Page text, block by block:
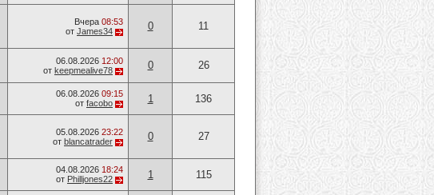
Вчера 08:53
от James34 0 11
06.08.2026 12:00
от keepmealive78 0 26
06.08.2026 09:15
от facobo 1 136
05.08.2026 23:22
от blancatrader 0 27
04.08.2026 18:24
от Philljones22 1 115